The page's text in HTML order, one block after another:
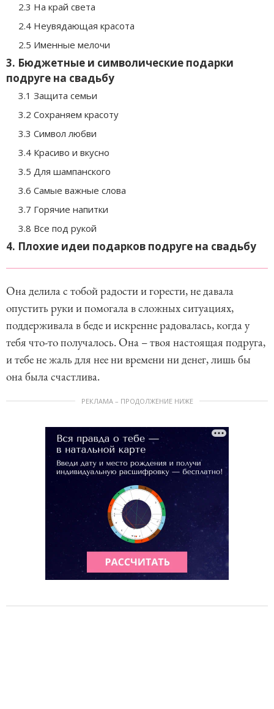
2.3 На край света
2.4 Неувядающая красота
2.5 Именные мелочи
3. Бюджетные и символические подарки
подруге на свадьбу
3.1 Защита семьи
3.2 Сохраняем красоту
3.3 Символ любви
3.4 Красиво и вкусно
3.5 Для шампанского
3.6 Самые важные слова
3.7 Горячие напитки
3.8 Все под рукой
4. Плохие идеи подарков подруге на свадьбу
Она делила с тобой радости и горести, не давала
опустить руки и помогала в сложных ситуациях,
поддерживала в беде и искренне радовалась, когда у
тебя что-то получалось. Она – твоя настоящая подруга,
и тебе не жаль для нее ни времени ни денег, лишь бы
она была счастлива.
РЕКЛАМА – ПРОДОЛЖЕНИЕ НИЖЕ